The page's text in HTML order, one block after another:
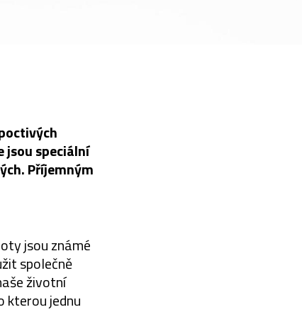
jsou speciální
Příjemným
jsou známé
společně
životní
kterou jednu